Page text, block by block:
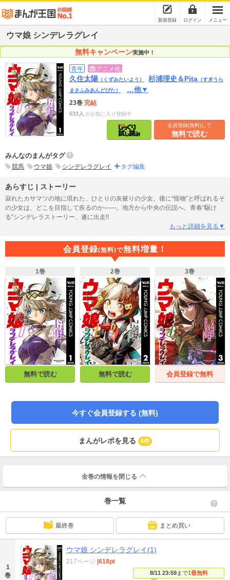
新規登録 ログイン メニュー
ウマ娘 シンデレラグレイ
無料キャンペーン実施中！
青年 アニメ化
久住太陽 （くずみたいよう） 杉浦理史＆Pita （すぎうら
まさふみあんどぴた）
…他▼
23巻 完結
633人 がお気に入り登録中
会員登録(無料)して
無料で読む
みんなのまんがタグ
競馬 ウマ娘 シンデレラグレイ タグ編集
あらすじ | ストーリー
寂れたカサマツの地に現れた、ひとりの灰被りの少女。後に“怪物”と呼ばれるそ
の少女は、どこを目指して疾るのか――。地方から中央の伝説へ。青春“駆け
る”シンデレラストーリー、遂に出走!!
もっと詳細を見る▼
会員登録(無料)で無料増量！
1巻
無料で読む
2巻
無料で読む
3巻
会員登録で無料
今すぐ会員登録する (無料)
まんがレポを見る 4件
全巻の情報を 閉じる
巻一覧
最終巻 まとめ買い
1
巻
ウマ娘 シンデレラグレイ(1)
8/11 23:59まで1冊無料
217ページ 618pt